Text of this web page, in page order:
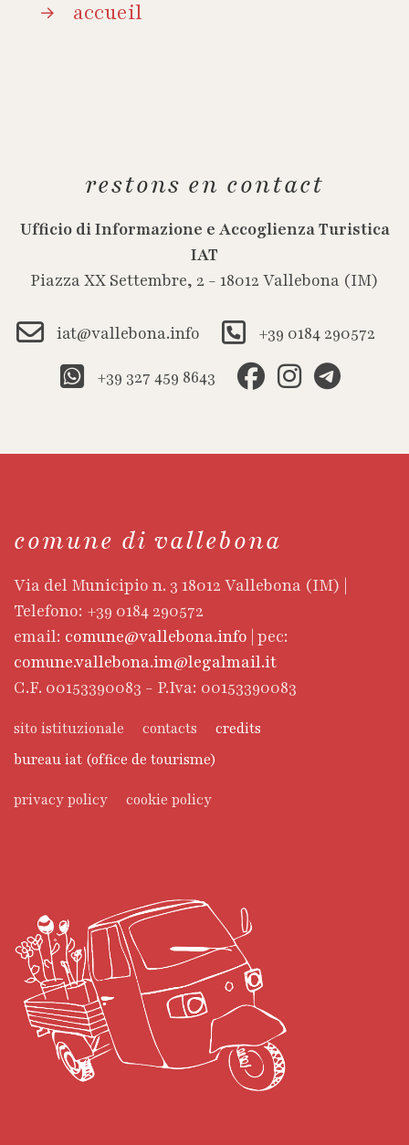
accueil
restons en contact
Ufficio di Informazione e Accoglienza Turistica
IAT
Piazza XX Settembre, 2 - 18012 Vallebona (IM)
iat@vallebona.info
+39 0184 290572
+39 327 459 8643
comune di vallebona
Via del Municipio n. 3 18012 Vallebona (IM) |
Telefono: +39 0184 290572
email: comune@vallebona.info | pec:
comune.vallebona.im@legalmail.it
C.F. 00153390083 - P.Iva: 00153390083
sito istituzionale contacts
credits
bureau iat (office de tourisme)
privacy policy cookie policy